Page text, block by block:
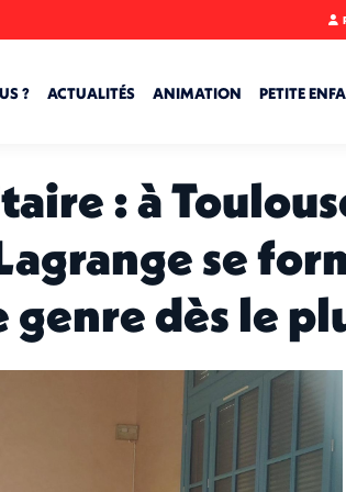
? ACTUALITÉS ANIMATION PETITE
: à
se
dès le